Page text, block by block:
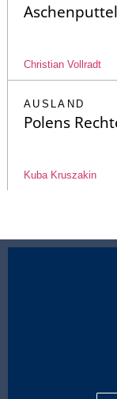
Christian Vollradt
AUSLAND
Polens
Kuba Kruszakin